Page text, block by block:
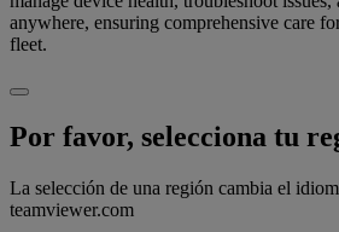
anywhere, ensuring comprehensive care
fleet.
Por favor, selecciona tu
La selección de una región cambia el
teamviewer.com